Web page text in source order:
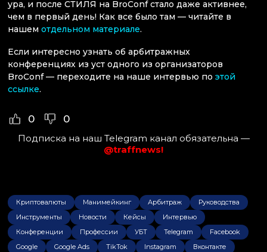
ура, и после СТИЛЯ на BroConf стало даже активнее,
чем в первый день! Как все было там — читайте в
нашем отдельном материале.
Если интересно узнать об арбитражных
конференциях из уст одного из организаторов
BroConf — переходите на наше интервью по этой
ссылке.
0 0
Подписка на наш Telegram канал обязательна —
@traffnews!
Криптовалюты Манимейкинг Арбитраж
Руководства
Инструменты
Новости Кейсы
Интервью
Конференции
Профессии УБТ Telegram
Facebook
Google
Google Ads TikTok Instagram
Вконтакте